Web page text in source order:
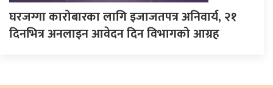
घरजग्गा कारोबारका लागि इजाजतपत्र अनिवार्य, २१
दिनभित्र अनलाइन आवेदन दिन विभागको आग्रह